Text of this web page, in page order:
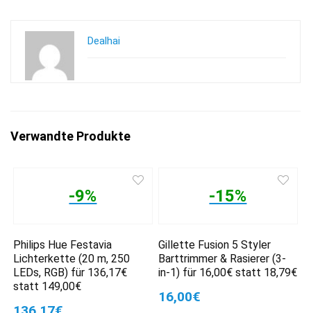
Dealhai
Verwandte Produkte
-9%
Philips Hue Festavia
Lichterkette (20 m, 250
LEDs, RGB) für 136,17€
statt 149,00€
-15%
Gillette Fusion 5 Styler
Barttrimmer & Rasierer (3-
in-1) für 16,00€ statt 18,79€
16,00€